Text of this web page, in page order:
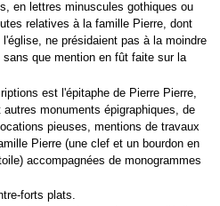
en lettres minuscules gothiques ou
relatives à la famille Pierre, dont
ne présidaient pas à la moindre
que mention en fût faite sur la
est l'épitaphe de Pierre Pierre,
monuments épigraphiques, de
pieuses, mentions de travaux
Pierre (une clef et un bourdon en
accompagnées de monogrammes
forts plats.